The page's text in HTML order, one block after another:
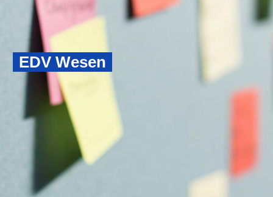
EDV Wesen